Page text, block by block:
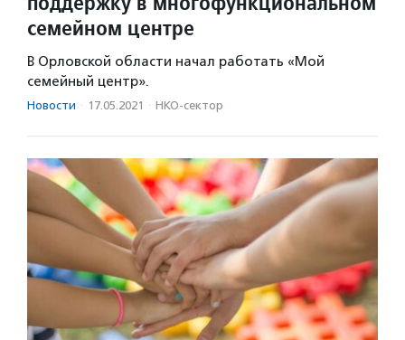
семейном центре
В Орловской области начал работать «Мой
семейный центр».
Новости · 17.05.2021 · НКО-сектор